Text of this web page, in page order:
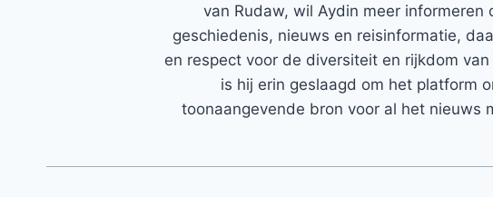
van Rudaw, wil Aydin meer informeren
geschiedenis, nieuws en reisinformatie,
en respect voor de diversiteit en rijkdom
is hij erin geslaagd om het platform
toonaangevende bron voor al het nieuws